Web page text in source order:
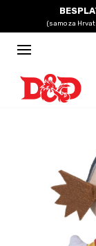
(samo za